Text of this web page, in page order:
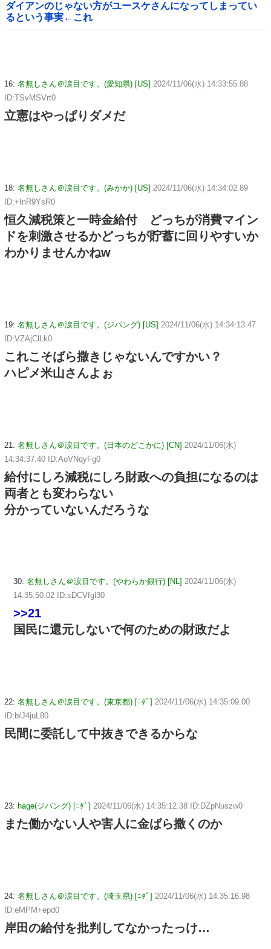
ダイアンのじゃない方がユースケさんになってしまってい
るという事実←これ
16: 名無しさん＠涙目です。(愛知県) [US] 2024/11/06(水) 14:33:55.88
ID:TSvMSVrt0
立憲はやっぱりダメだ
18: 名無しさん＠涙目です。(みかか) [US] 2024/11/06(水) 14:34:02.89
ID:+InR9YsR0
恒久減税策と一時金給付 どっちが消費マイン
ドを刺激させるかどっちが貯蓄に回りやすいか
わかりませんかねw
19: 名無しさん＠涙目です。(ジパング) [US] 2024/11/06(水) 14:34:13.47
ID:VZAjClLk0
これこそばら撒きじゃないんですかい？
ハピメ米山さんよぉ
21: 名無しさん＠涙目です。(日本のどこかに) [CN] 2024/11/06(水)
14:34:37.40 ID:AoVNqyFg0
給付にしろ減税にしろ財政への負担になるのは
両者とも変わらない
分かっていないんだろうな
30: 名無しさん＠涙目です。(やわらか銀行) [NL] 2024/11/06(水)
14:35:50.02 ID:sDCVfgl30
>>21
国民に還元しないで何のための財政だよ
22: 名無しさん＠涙目です。(東京都) [ﾆﾀﾞ] 2024/11/06(水) 14:35:09.00
ID:b/J4juL80
民間に委託して中抜きできるからな
23: hage(ジパング) [ﾆﾀﾞ] 2024/11/06(水) 14:35:12.38 ID:DZpNuszw0
また働かない人や害人に金ばら撒くのか
24: 名無しさん＠涙目です。(埼玉県) [ﾆﾀﾞ] 2024/11/06(水) 14:35:16.98
ID:eMPM+epd0
岸田の給付を批判してなかったっけ…